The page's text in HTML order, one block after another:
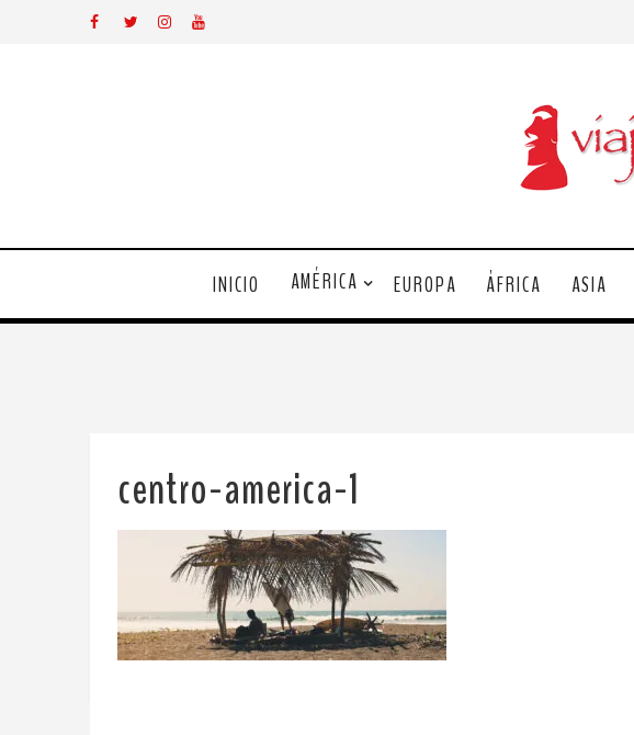
INICIO AMÉRICA EUROPA ÁFRICA ASIA
centro-america-1